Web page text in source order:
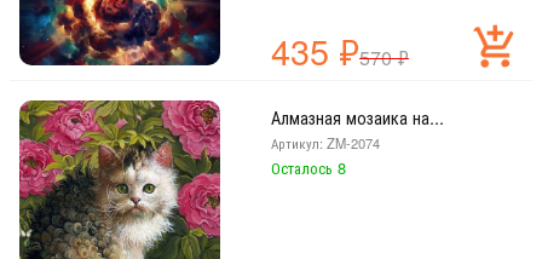
435 ₽570₽
Алмазная мозаика на...
Артикул: ZM-2074
Осталось 8